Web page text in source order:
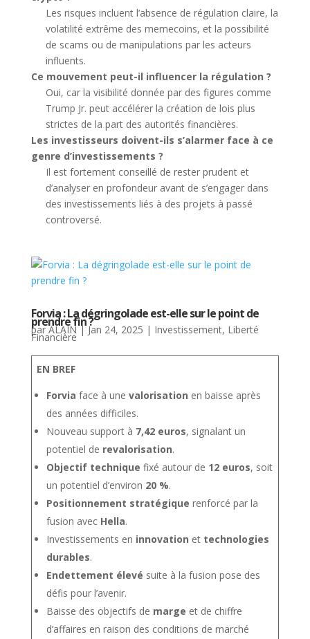
Les risques incluent l’absence de régulation claire, la
volatilité extrême des memecoins, et la possibilité
de scams ou de manipulations par les acteurs
influents.
Ce mouvement peut-il influencer la régulation ?
Oui, car la visibilité donnée par des figures comme
Trump Jr. peut accélérer la création de lois plus
strictes de la part des autorités financières.
Les investisseurs doivent-ils s’alarmer face à ce
genre d’investissements ?
Il est fortement conseillé de rester prudent et
d’analyser en profondeur avant de s’engager dans
des investissements liés à des projets à passé
controversé.
Forvia : La dégringolade est-elle sur le point de
prendre fin ?
parALAIN|Jan 24, 2025 | Investissement, Liberté
Financière
EN BREF
Forvia face à une valorisation en baisse après
des années difficiles.
Nouveau support à 7,42 euros, signalant un
potentiel de revalorisation.
Objectif technique fixé autour de 12 euros, soit
un potentiel d’environ 20 %.
Positionnement stratégique renforcé par la
fusion avec Hella.
Investissements en innovation et technologies
durables.
Endettement élevé suite à la fusion pose des
défis pour l’avenir.
Baisse des objectifs de marge et de chiffre
d’affaires en raison des conditions de marché